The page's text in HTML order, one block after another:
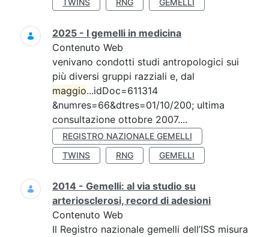
TWINS
RNG GEMELLI
2025 - I gemelli in medicina
Contenuto Web
venivano condotti studi antropologici sui
più diversi gruppi razziali e, dal
maggio...idDoc=611314
&numres=66&dtres=01/10/200; ultima
consultazione ottobre 2007....
REGISTRO NAZIONALE GEMELLI
TWINS
RNG GEMELLI
2014 - Gemelli: al via studio su
arteriosclerosi, record di adesioni
Contenuto Web
Il Registro nazionale gemelli dell’ISS misura